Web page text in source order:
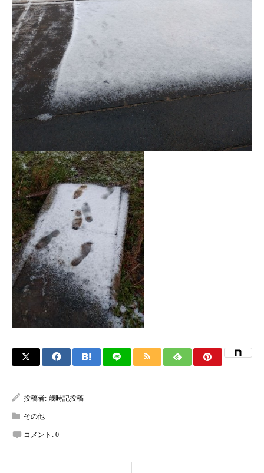
投稿者: 歳時記投稿
その他
コメント: 0